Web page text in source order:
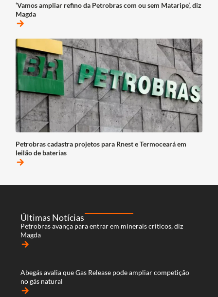
‘Vamos ampliar refino da Petrobras com ou sem Mataripe’, diz
Magda
arrow_forward
Petrobras cadastra projetos para Rnest e Termoceará em
leilão de baterias
arrow_forward
Últimas Notícias
Petrobras avança para entrar em minerais críticos, diz
Magda
arrow_forward
Abegás avalia que Gas Release pode ampliar competição
no gás natural
arrow_forward